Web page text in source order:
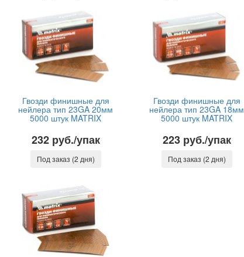
Гвозди финишные для
нейлера тип 23GA 20мм
5000 штук MATRIX
232 руб./упак
Под заказ (2 дня)
Гвозди финишные для
нейлера тип 23GA 18мм
5000 штук MATRIX
223 руб./упак
Под заказ (2 дня)